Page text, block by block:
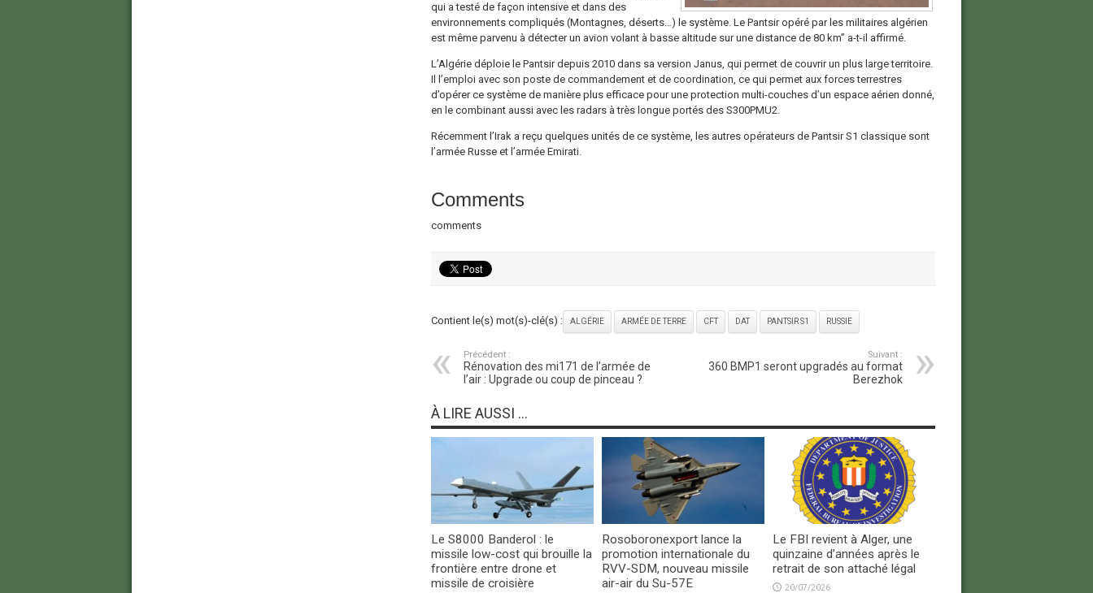
qui a testé de façon intensive et dans des
environnements compliqués (Montagnes, déserts…) le système. Le Pantsir opéré par les militaires algérien
est même parvenu à détecter un avion volant à basse altitude sur une distance de 80 km” a-t-il affirmé.
L’Algérie déploie le Pantsir depuis 2010 dans sa version Janus, qui permet de couvrir un plus large territoire.
Il l’emploi avec son poste de commandement et de coordination, ce qui permet aux forces terrestres
d’opérer ce système de manière plus efficace pour une protection multi-couches d’un espace aérien donné,
en le combinant aussi avec les radars à très longue portés des S300PMU2.
Récemment l’Irak a reçu quelques unités de ce système, les autres opérateurs de Pantsir S1 classique sont
l’armée Russe et l’armée Emirati.
Comments
comments
Contient le(s) mot(s)-clé(s) : ALGÉRIE ARMÉE DE TERRE CFT DAT PANTSIR S1 RUSSIE
Précédent :
Rénovation des mi171 de l’armée de
l’air : Upgrade ou coup de pinceau ?
Suivant :
360 BMP1 seront upgradés au format
Berezhok
À LIRE AUSSI ...
Le S8000 Banderol : le
missile low-cost qui brouille la
frontière entre drone et
missile de croisière
Rosoboronexport lance la
promotion internationale du
RVV-SDM, nouveau missile
air-air du Su-57E
Le FBI revient à Alger, une
quinzaine d’années après le
retrait de son attaché légal
20/07/2026